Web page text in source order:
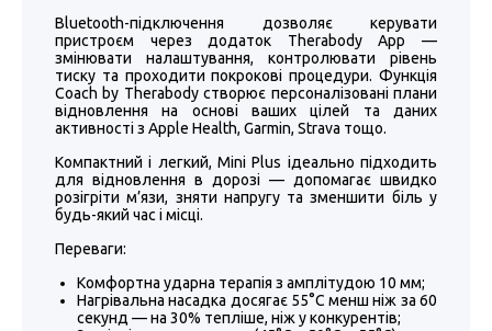
Bluetooth-підключення дозволяє керувати
пристроєм через додаток Therabody App —
змінювати налаштування, контролювати рівень
тиску та проходити покрокові процедури. Функція
Coach by Therabody створює персоналізовані плани
відновлення на основі ваших цілей та даних
активності з Apple Health, Garmin, Strava тощо.
Компактний і легкий, Mini Plus ідеально підходить
для відновлення в дорозі — допомагає швидко
розігріти м’язи, зняти напругу та зменшити біль у
будь-який час і місці.
Переваги:
Комфортна ударна терапія з амплітудою 10 мм;
Нагрівальна насадка досягає 55°C менш ніж за 60
секунд — на 30% тепліше, ніж у конкурентів;